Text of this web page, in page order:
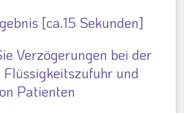
[ca.15 Sekunden]
Verzögerungen bei der
Flüssigkeitszufuhr und
Patienten